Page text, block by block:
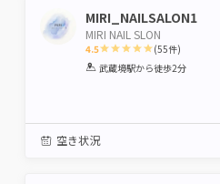
MIRI_NAILSALON1
MIRI NAIL SLON
4.5
1 2 3 4 5
(55件)
武蔵境駅から徒歩2分
空き状況